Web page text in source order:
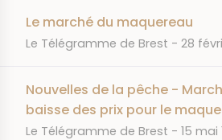
Le marché du maquereau
JOURNAL
Le Télégramme de Brest DATE
28
Nouvelles de la pêche -
baisse des prix pour le
JOURNAL
Le Télégramme de Brest DATE
15 mai